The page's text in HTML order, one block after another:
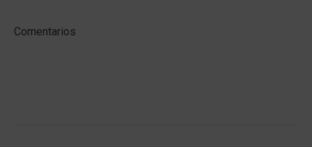
Comentarios